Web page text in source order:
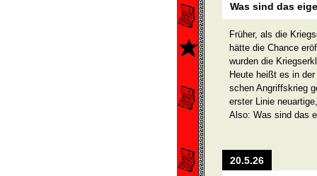
Was sind das
Früher, als die
hätte die Chance
wurden die
Heute heißt es in
schen Angriffskrieg
erster Linie
Also: Was sind das
20.5.26